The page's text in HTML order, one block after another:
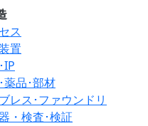
ス
置
IP
薬品･部材
レス･ファウンドリ
・検査･検証